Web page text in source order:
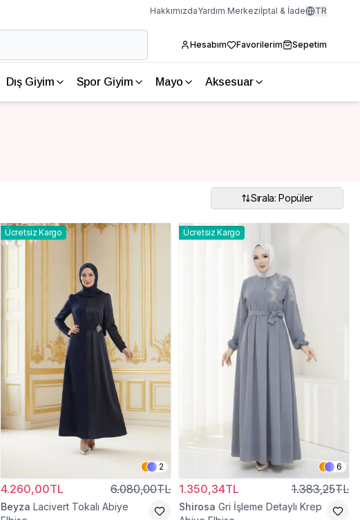
HakkımızdaYardım Merkeziİptal & İade TR
Hesabım Favorilerim Sepetim
Dış Giyim Spor Giyim Mayo Aksesuar
Sırala: Popüler
Ücretsiz Kargo
2
4.260,00TL 6.080,00TL
Beyza Lacivert Tokalı Abiye
Ücretsiz Kargo
6
1.350,34TL 1.383,25TL
Shirosa Gri İşleme Detaylı Krep